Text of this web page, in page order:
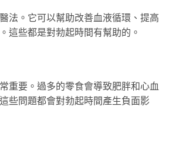
法。它可以幫助改善血液循環、提高
這些都是對勃起時間有幫助的。
重要。過多的零食會導致肥胖和心血
些問題都會對勃起時間產生負面影